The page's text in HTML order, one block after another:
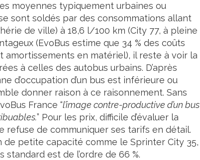
moyennes typiquement urbaines ou
sont soldés par des consommations allant
de ville) à 18,6 l/100 km (City 77, à pleine
(EvoBus estime que 34 % des coûts
amortissements en matériel), il reste à voir la
à celles des autobus urbains. D’après
d’occupation d’un bus est inférieure ou
donner raison à ce raisonnement. Sans
France “l’image contre-productive d’un bus
” Pour les prix, difficile d’évaluer la
refuse de communiquer ses tarifs en détail.
de petite capacité comme le Sprinter City 35,
est de l’ordre de 66 %.